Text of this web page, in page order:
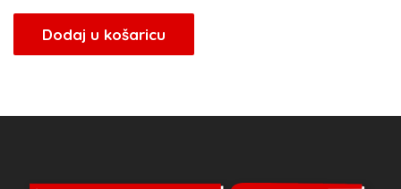
bila
je:
21,25 KM.
Dodaj u košaricu